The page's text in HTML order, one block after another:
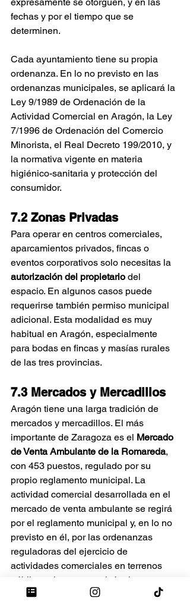
expresamente se otorguen, y en las
fechas y por el tiempo que se
determinen.
Cada ayuntamiento tiene su propia
ordenanza. En lo no previsto en las
ordenanzas municipales, se aplicará la
Ley 9/1989 de Ordenación de la
Actividad Comercial en Aragón, la Ley
7/1996 de Ordenación del Comercio
Minorista, el Real Decreto 199/2010, y
la normativa vigente en materia
higiénico-sanitaria y protección del
consumidor.
7.2 Zonas Privadas
Para operar en centros comerciales,
aparcamientos privados, fincas o
eventos corporativos solo necesitas la
autorización del propietario del
espacio. En algunos casos puede
requerirse también permiso municipal
adicional. Esta modalidad es muy
habitual en Aragón, especialmente
para bodas en fincas y masías rurales
de las tres provincias.
7.3 Mercados y Mercadillos
Aragón tiene una larga tradición de
mercados y mercadillos. El más
importante de Zaragoza es el Mercado
de Venta Ambulante de la Romareda,
con 453 puestos, regulado por su
propio reglamento municipal. La
actividad comercial desarrollada en el
mercado de venta ambulante se regirá
por el reglamento municipal y, en lo no
previsto en él, por las ordenanzas
reguladoras del ejercicio de
actividades comerciales en terrenos
públicos vigentes en el término
municipal de Zaragoza y por lo